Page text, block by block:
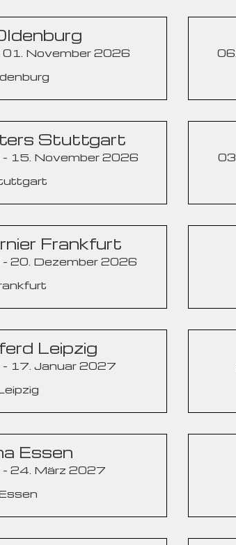
November 2026
Stuttgart
15. November 2026
Frankfurt
20. Dezember 2026
Leipzig
17. Januar 2027
Essen
24. März 2027